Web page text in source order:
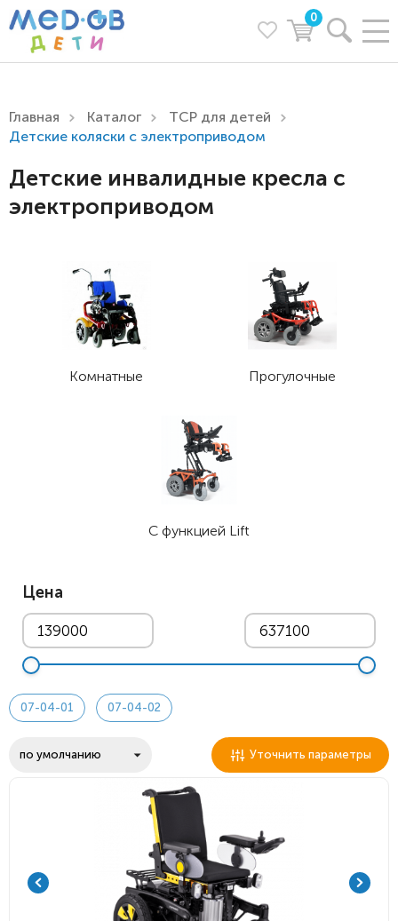
0
Главная Каталог
ТСР для детей
Детские коляски с электроприводом
Детские инвалидные кресла с
электроприводом
Комнатные Прогулочные
С функцией Lift
Цена
07-04-01 07-04-02
Уточнить параметры